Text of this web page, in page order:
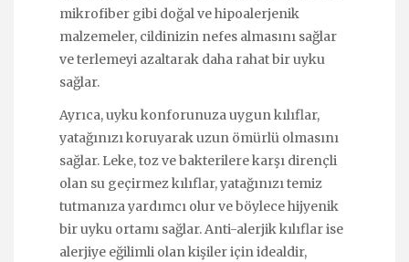
mikrofiber gibi doğal ve hipoalerjenik
malzemeler, cildinizin nefes almasını sağlar
ve terlemeyi azaltarak daha rahat bir uyku
sağlar.
Ayrıca, uyku konforunuza uygun kılıflar,
yatağınızı koruyarak uzun ömürlü olmasını
sağlar. Leke, toz ve bakterilere karşı dirençli
olan su geçirmez kılıflar, yatağınızı temiz
tutmanıza yardımcı olur ve böylece hijyenik
bir uyku ortamı sağlar. Anti-alerjik kılıflar ise
alerjiye eğilimli olan kişiler için idealdir,